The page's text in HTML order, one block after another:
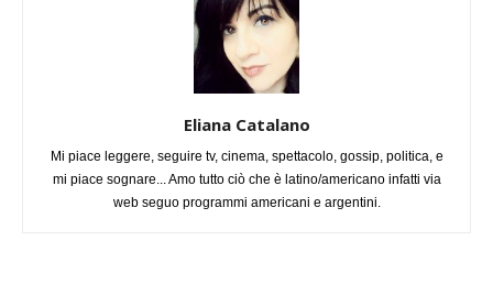
Eliana Catalano
Mi piace leggere, seguire tv, cinema, spettacolo, gossip, politica, e
mi piace sognare... Amo tutto ciò che è latino/americano infatti via
web seguo programmi americani e argentini.